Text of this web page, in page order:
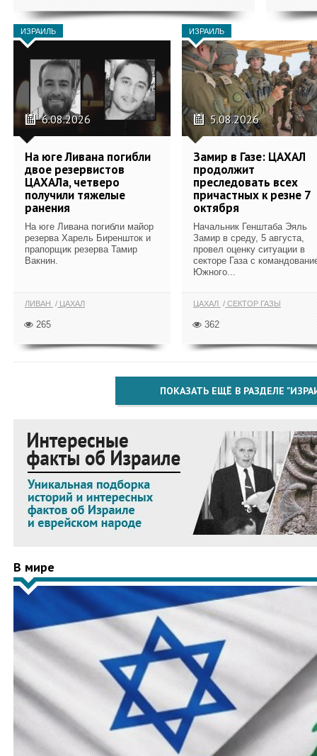
ИЗРАИЛЬ
6.08.2026
На юге Ливана погибли
двое резервистов
ЦАХАЛа, четверо
получили тяжелые
ранения
На юге Ливана погибли майор
резерва Харель Биреншток и
прапорщик резерва Тамир
Вакнин.
ЛИВАН ЦАХАЛ
265
ИЗРАИЛЬ
5.08.2026
Замир в Газе: ЦАХАЛ
продолжит
преследовать всех
причастных к резне 7
октября
Начальник Генштаба Эяль
Замир в среду, 5 августа,
провел оценку ситуации в
секторе Газа с
Южного...
ЦАХАЛ СЕКТОР ГАЗЫ
362
ПОКАЗАТЬ ЕЩЁ В РАЗДЕЛЕ
В мире